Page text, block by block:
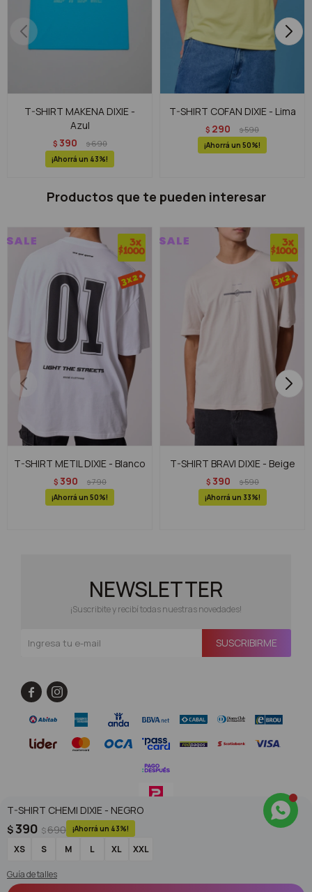
T-SHIRT CHEMI DIXIE - NEGRO
$390 $690 43
XS S M L XL XXL
Guía de talles
T-SHIRT MAKENA DIXIE -
Azul
$ 390 $690
43
T-SHIRT COFAN DIXIE - Lima
$ 290 $590
50
Productos que te pueden interesar
T-SHIRT METIL DIXIE - Blanco
$ 390 $790
50
T-SHIRT BRAVI DIXIE - Beige
$ 390 $590
33
NEWSLETTER
¡Suscribite y recibí todas nuestras novedades!
SUSCRIBIRME
 
© Copyright 2026 / Superoutlet / FORTER S.A Rut 213720560017